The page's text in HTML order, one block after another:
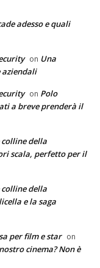
adesso e quali
on Una
on Polo
a breve prenderà il
della
scala, perfetto per il
della
e la saga
per film e star on
cinema? Non è